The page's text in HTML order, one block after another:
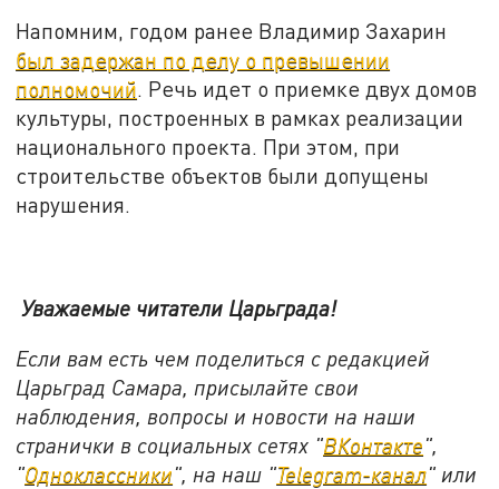
Напомним, годом ранее Владимир Захарин
был задержан по делу о превышении
полномочий. Речь идет о приемке двух домов
культуры, построенных в рамках реализации
национального проекта. При этом, при
строительстве объектов были допущены
нарушения.
Уважаемые читатели Царьграда!
Если вам есть чем поделиться с редакцией
Царьград Самара, присылайте свои
наблюдения, вопросы и новости на наши
странички в социальных сетях "ВКонтакте",
"Одноклассники", на наш "Telegram-канал" или